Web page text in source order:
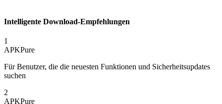
Intelligente Download-Empfehlungen
1
APKPure
Für Benutzer, die die neuesten Funktionen und Sicherheitsupdates
suchen
2
APKPure